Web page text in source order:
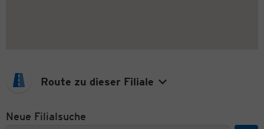
Route zu dieser Filiale
Neue Filialsuche